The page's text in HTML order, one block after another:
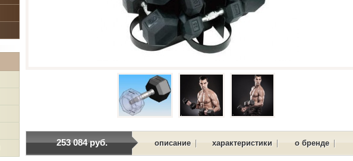
253 084 руб. описание | характеристики | о бренде |